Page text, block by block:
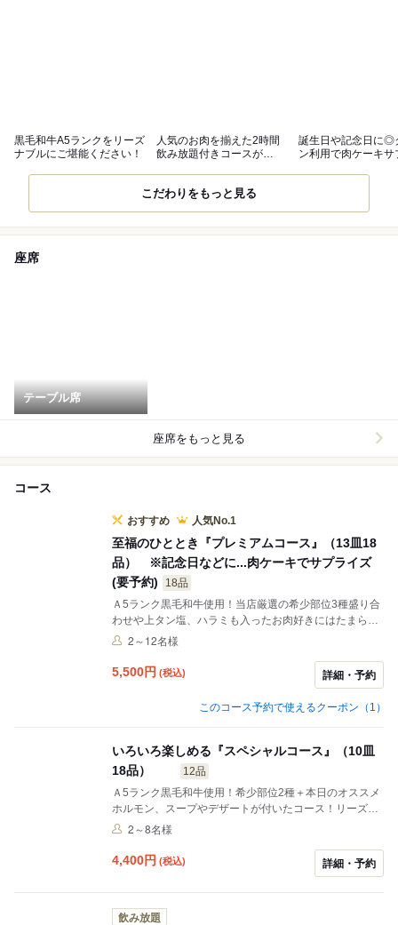
黒毛和牛A5ランクをリーズ
ナブルにご堪能ください！
人気のお肉を揃えた2時間
飲み放題付きコースが
誕生日や記念日に◎
ン利用で肉ケーキサ
こだわりをもっと見る
座席
テーブル席
座席をもっと見る
コース
おすすめ 人気No.1
至福のひととき『プレミアムコース』（13皿18
品） ※記念日などに...肉ケーキでサプライズ
(要予約)
18品
Ａ5ランク黒毛和牛使用！当店厳選の希少部位3種盛り合
わせや上タン塩、ハラミも入ったお肉好きにはたまらな
い贅沢三昧コース！2名様から予約OK！
2～12名様
5,500円 (税込) 詳細・予約
このコース予約で使えるクーポン（1）
いろいろ楽しめる『スペシャルコース』（10皿
18品）
12品
Ａ5ランク黒毛和牛使用！希少部位2種＋本日のオススメ
ホルモン、スープやデザートが付いたコース！リーズナ
ブルなコースです。
2～8名様
4,400円 (税込) 詳細・予約
飲み放題